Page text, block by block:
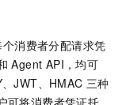
消费者分配请求凭
Agent API，均可
JWT、HMAC 三种